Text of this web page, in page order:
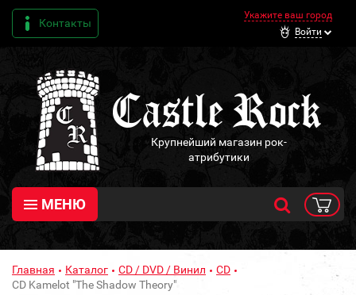
Контакты
Укажите ваш город
Войти
Крупнейший магазин рок-
атрибутики
МЕНЮ
Главная Каталог CD / DVD / Винил
CD
CD Kamelot "The Shadow Theory"